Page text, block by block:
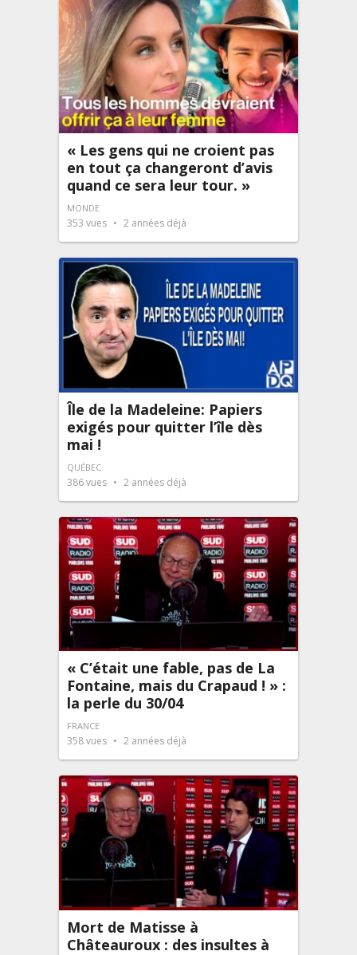
« Les gens qui ne croient pas
en tout ça changeront d’avis
quand ce sera leur tour. »
MONDE
353 vues 2 années déjà
Île de la Madeleine: Papiers
exigés pour quitter l’île dès
mai !
QUÉBEC
386vues 2 années déjà
« C’était une fable, pas de La
Fontaine, mais du Crapaud ! » :
la perle du 30/04
FRANCE
358vues 2 années déjà
Mort de Matisse à
Châteauroux : des insultes à